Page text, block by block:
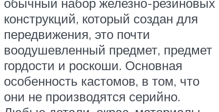
конструкций, который создан для
передвижения, это почти
воодушевленный предмет, предмет
гордости и роскоши. Основная
особенность кастомов, в том, что
они не производятся серийно.